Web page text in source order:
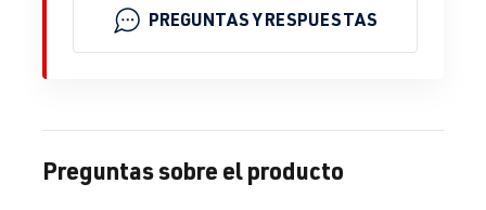
PREGUNTAS Y RESPUESTAS
Preguntas sobre el producto